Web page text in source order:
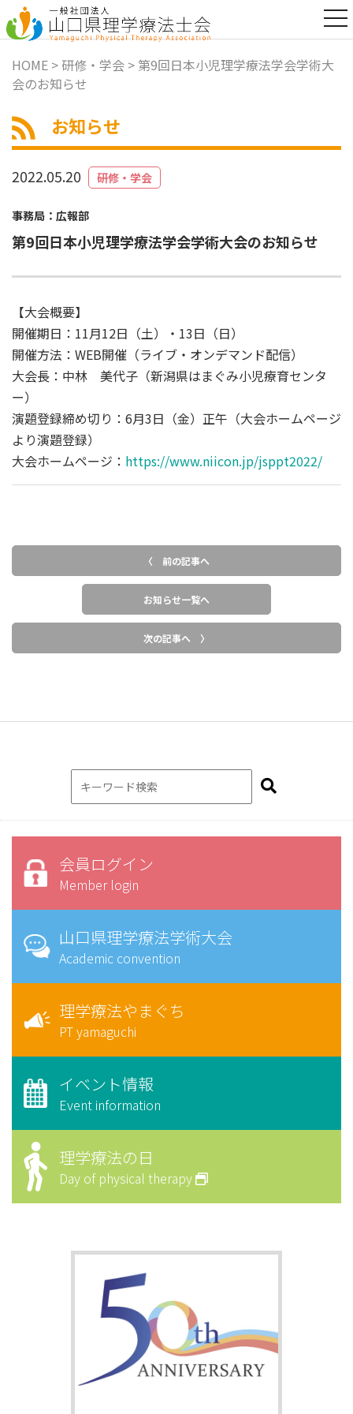
HOME > 研修・学会 > 第9回日本小児理学療法学会学術大
会のお知らせ
お知らせ
2022.05.20 研修・学会
事務局：広報部
第9回日本小児理学療法学会学術大会のお知らせ
【大会概要】
開催期日：11月12日（土）・13日（日）
開催方法：WEB開催（ライブ・オンデマンド配信）
大会長：中林 美代子（新潟県はまぐみ小児療育センタ
ー）
演題登録締め切り：6月3日（金）正午（大会ホームページ
より演題登録）
大会ホームページ： https://www.niicon.jp/jsppt2022/
〈 前の記事へ
お知らせ一覧へ
次の記事へ 〉
会員ログイン
Member login
山口県理学療法学術大会
Academic convention
理学療法やまぐち
PT yamaguchi
イベント情報
Event information
理学療法の日
Day of physical therapy
t
o
g
i